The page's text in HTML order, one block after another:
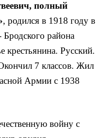
полный
, родился в 1918 году в
Бродского района
кресть­янина. Русский.
7 классов. Жил
Армии с 1938
войну с